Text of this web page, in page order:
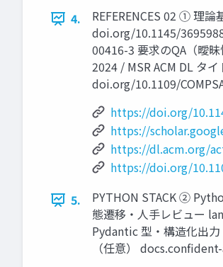
4.
REFERENCES 02 ① 理
doi.org/10.1145/
00416-3 要求のQA（曖
2024 / MSR ACM DL タ
doi.org/10.1109/
https://doi.org/
https://
https://dl.acm.org/
https://doi.org/
5.
PYTHON STACK ②
態遷移・人手レビュー
Pydantic 型・構造化出
（任意）